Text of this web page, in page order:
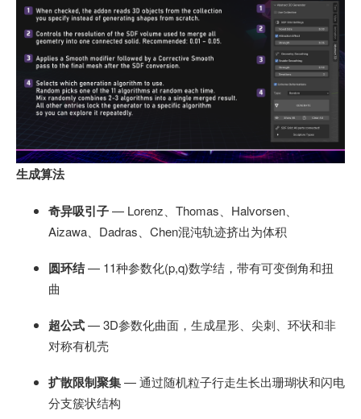
生成算法
奇异吸引子— Lorenz、Thomas、Halvorsen、
Aizawa、Dadras、Chen混沌轨迹挤出为体积
圆环结— 11种参数化(p,q)数学结，带有可变倒角和扭
曲
超公式— 3D参数化曲面，生成星形、尖刺、环状和非
对称有机壳
扩散限制聚集— 通过随机粒子行走生长出珊瑚状和闪电
分支簇状结构